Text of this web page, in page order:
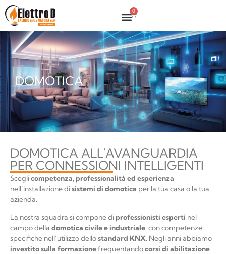
0
DOMOTICA
DOMOTICA ALL’AVANGUARDIA
PER CONNESSIONI INTELLIGENTI
Sceglicompetenza, professionalità ed esperienza
nell’installazione disistemi di domotica per la tua casa o la tua
azienda.
La nostra squadra si compone diprofessionisti esperti nel
campo della domotica civile e industriale, con competenze
specifiche nell’utilizzo dellostandard KNX. Negli anni abbiamo
investito sulla formazionefrequentandocorsi di abilitazione